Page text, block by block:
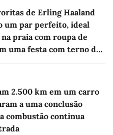
de Erling Haaland
um par perfeito, ideal
praia com roupa de
uma festa com terno de
2.500 km em um carro
a uma conclusão
combustão continua